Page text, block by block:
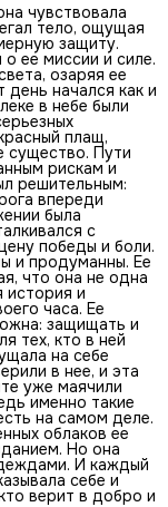
чувствовала
тело, ощущая
защиту.
ее миссии и силе.
озаряя ее
начался как и
в небе были
плащ,
существо. Пути
рискам и
решительным:
впереди
была
с
победы и боли.
и продуманны. Ее
что она не одна
история и
часа. Ее
защищать и
тех, кто в ней
на себе
в нее, и эта
уже маячили
именно такие
на самом деле.
облаков ее
Но она
И каждый
себе и
верит в добро и